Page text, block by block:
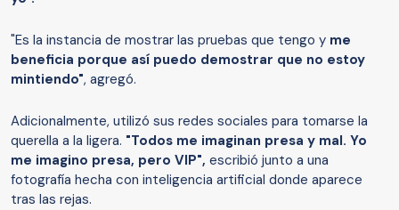
"Es la instancia de mostrar las pruebas que tengo y me
beneficia porque así puedo demostrar que no estoy
mintiendo", agregó.
Adicionalmente, utilizó sus redes sociales para tomarse la
querella a la ligera. "Todos me imaginan presa y mal. Yo
me imagino presa, pero VIP", escribió junto a una
fotografía hecha con inteligencia artificial donde aparece
tras las rejas.